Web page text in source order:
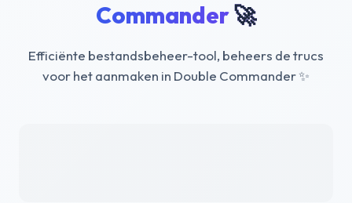
Commander🚀
Efficiënte bestandsbeheer-tool, beheers de trucs
voor het aanmaken in Double Commander✨